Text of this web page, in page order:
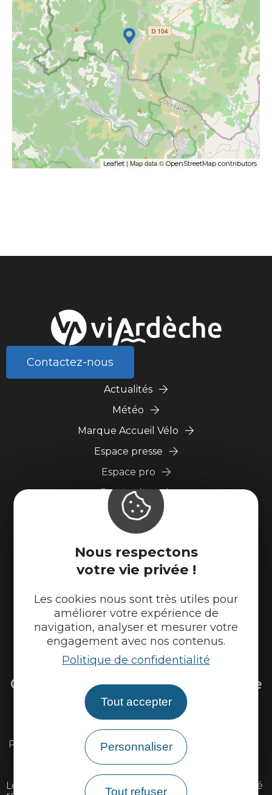
Nous respectons
votre vie privée !
Les cookies nous sont très utiles pour
améliorer votre expérience de
navigation, analyser et mesurer votre
engagement avec nos contenus.
Politique de confidentialité
Tout accepter
Personnaliser
Tout refuser
Leaflet | Map data © OpenStreetMap contributors
Contactez-nous
Actualités
Météo
Marque Accueil Vélo
Espace presse
Espace pro
Partenaires
Venir sur la Via Ardèche
Questions fréquentes sur la Via Ardèche
Existe il une carte détaillée du parcours ?
Peut-on louer ou réparer son vélo sur l'itinéraire ?
Peut-on faire la Via Ardèche avec des enfants ?
Le parcours est il accessible aux personnes à mobilité